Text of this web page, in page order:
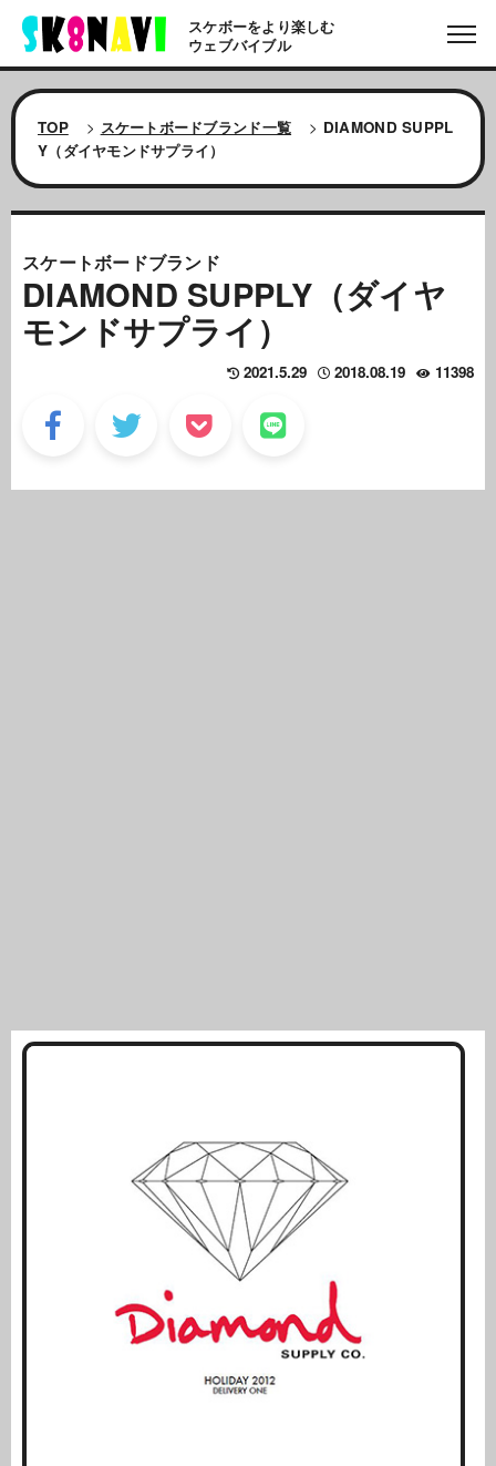
スケボーをより楽しむ
ウェブバイブル
TOP > スケートボードブランド一覧 > DIAMOND SUPPL
Y（ダイヤモンドサプライ）
スケートボードブランド
DIAMOND SUPPLY（ダイヤ
モンドサプライ）
11398
2018.08.19
2021.5.29